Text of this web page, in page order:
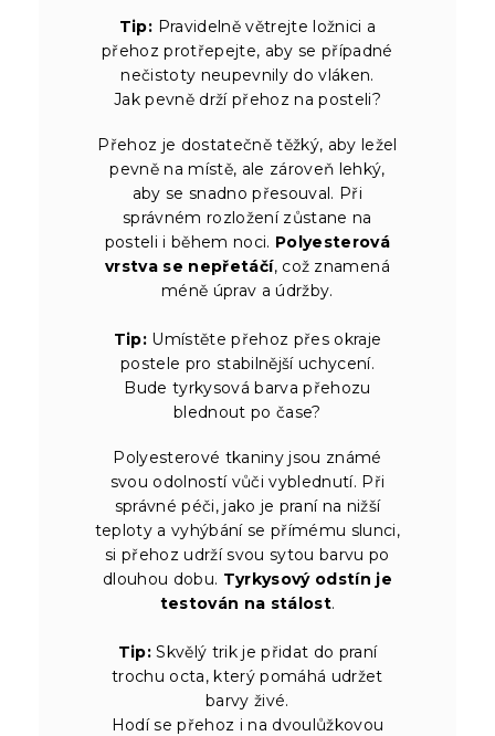
Tip: Pravidelně větrejte ložnici a
přehoz protřepejte, aby se případné
nečistoty neupevnily do vláken.
Jak pevně drží přehoz na posteli?
Přehoz je dostatečně těžký, aby ležel
pevně na místě, ale zároveň lehký,
aby se snadno přesouval. Při
správném rozložení zůstane na
posteli i během noci. Polyesterová
vrstva se nepřetáčí, což znamená
méně úprav a údržby.
Tip: Umístěte přehoz přes okraje
postele pro stabilnější uchycení.
Bude tyrkysová barva přehozu
blednout po čase?
Polyesterové tkaniny jsou známé
svou odolností vůči vyblednutí. Při
správné péči, jako je praní na nižší
teploty a vyhýbání se přímému slunci,
si přehoz udrží svou sytou barvu po
dlouhou dobu. Tyrkysový odstín je
testován na stálost.
Tip: Skvělý trik je přidat do praní
trochu octa, který pomáhá udržet
barvy živé.
Hodí se přehoz i na dvoulůžkovou